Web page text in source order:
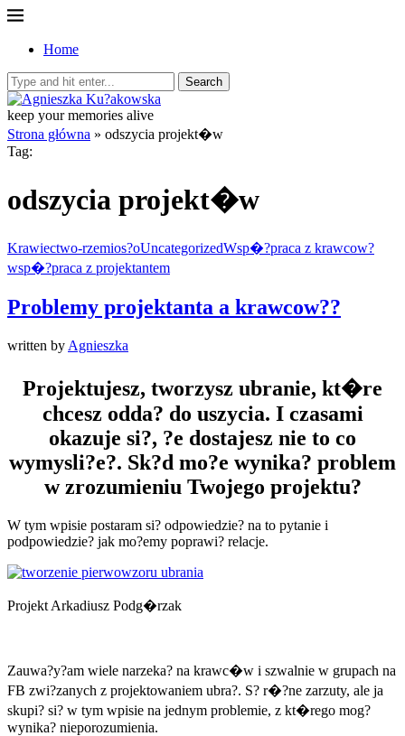
Home
Search
keep your memories alive
Strona główna » odszycia projekt�w
Tag:
odszycia projekt�w
Krawiectwo-rzemios?oUncategorizedWsp�?praca z krawcow?
wsp�?praca z projektantem
Problemy projektanta a krawcow??
written by Agnieszka
Projektujesz, tworzysz ubranie, kt�re
chcesz odda? do uszycia. I czasami
okazuje si?, ?e dostajesz nie to co
wymysli?e?. Sk?d mo?e wynika? problem
w zrozumieniu Twojego projektu?
W tym wpisie postaram si? odpowiedzie? na to pytanie i
podpowiedzie? jak mo?emy poprawi? relacje.
Projekt Arkadiusz Podg�rzak
Zauwa?y?am wiele narzeka? na krawc�w i szwalnie w grupach na
FB zwi?zanych z projektowaniem ubra?. S? r�?ne zarzuty, ale ja
skupi? si? w tym wpisie na jednym problemie, z kt�rego mog?
wynika? nieporozumienia.